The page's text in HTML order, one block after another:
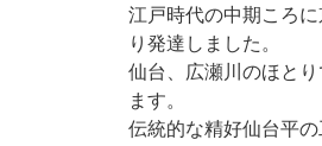
江戸時代の中期ころ
り発達しました。
仙台、広瀬川のほと
ます。
伝統的な精好仙台平